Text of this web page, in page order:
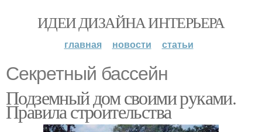
ИДЕИ ДИЗАЙНА ИНТЕРЬЕРА
главная новости статьи
Секретный бассейн
Подземный дом своими руками.
Правила строительства